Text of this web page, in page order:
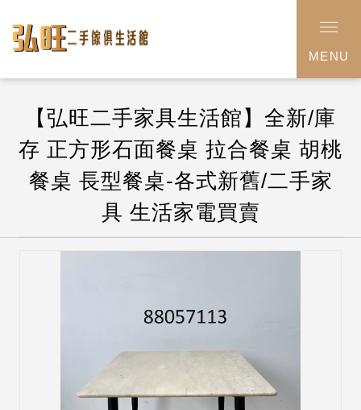
MENU
【弘旺二手家具生活館】全新/庫
存 正方形石面餐桌 拉合餐桌 胡桃
餐桌 長型餐桌-各式新舊/二手家
具 生活家電買賣